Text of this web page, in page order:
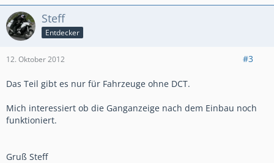
Steff
Entdecker
12. Oktober 2012 #3
Das Teil gibt es nur für Fahrzeuge ohne DCT.
Mich interessiert ob die Ganganzeige nach dem Einbau noch
funktioniert.
Gruß Steff